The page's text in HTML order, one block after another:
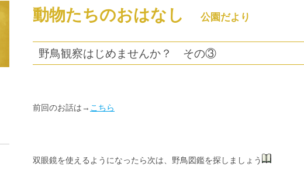
動物たちのおはなし 公園だより
野鳥観察はじめませんか？ その③
前回のお話は→ こちら
双眼鏡を使えるようになったら次は、野鳥図鑑を探しましょう